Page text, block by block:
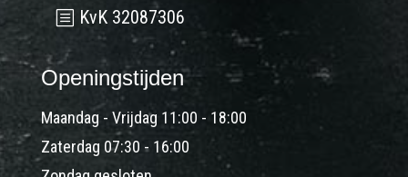
KvK 32087306
Openingstijden
Maandag - Vrijdag 11:00 - 18:00
Zaterdag 07:30 - 16:00